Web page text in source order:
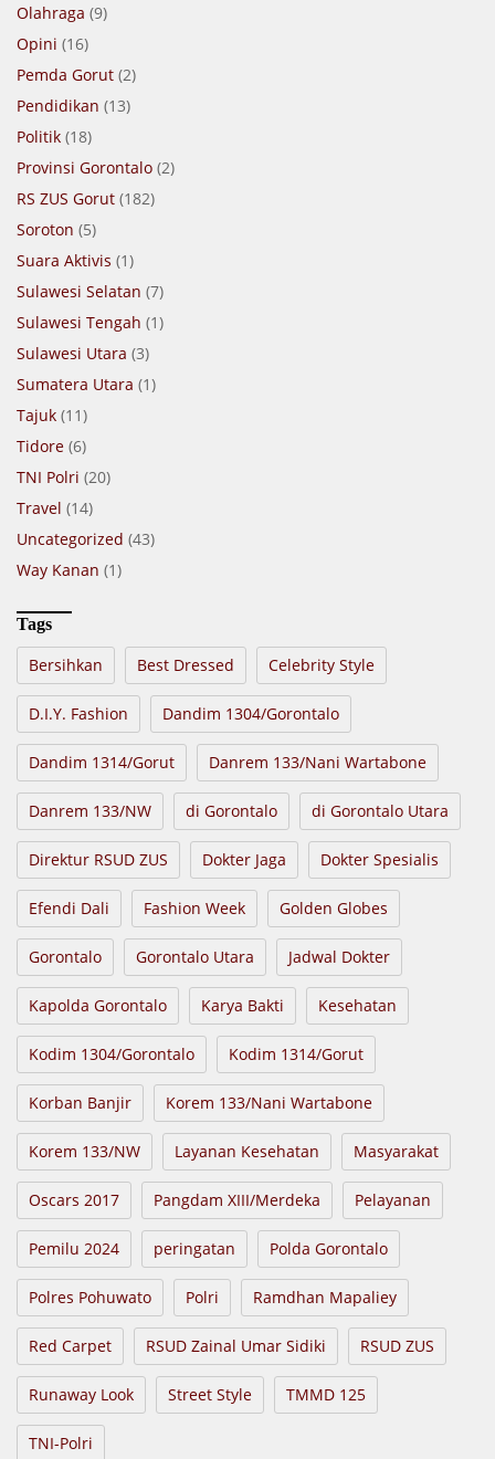
Olahraga (9)
Opini (16)
Pemda Gorut (2)
Pendidikan (13)
Politik (18)
Provinsi Gorontalo (2)
RS ZUS Gorut (182)
Soroton (5)
Suara Aktivis (1)
Sulawesi Selatan (7)
Sulawesi Tengah (1)
Sulawesi Utara (3)
Sumatera Utara (1)
Tajuk (11)
Tidore (6)
TNI Polri (20)
Travel (14)
Uncategorized (43)
Way Kanan (1)
Tags
Bersihkan Best Dressed Celebrity Style
D.I.Y. Fashion Dandim 1304/Gorontalo
Dandim 1314/Gorut Danrem 133/Nani Wartabone
Danrem 133/NW di Gorontalo di Gorontalo Utara
Direktur RSUD ZUS Dokter Jaga Dokter Spesialis
Efendi Dali Fashion Week Golden Globes
Gorontalo Gorontalo Utara Jadwal Dokter
Kapolda Gorontalo Karya Bakti Kesehatan
Kodim 1304/Gorontalo Kodim 1314/Gorut
Korban Banjir Korem 133/Nani Wartabone
Korem 133/NW Layanan Kesehatan Masyarakat
Oscars 2017 Pangdam XIII/Merdeka Pelayanan
Pemilu 2024 peringatan Polda Gorontalo
Polres Pohuwato Polri Ramdhan Mapaliey
Red Carpet RSUD Zainal Umar Sidiki RSUD ZUS
Runaway Look Street Style TMMD 125
TNI-Polri